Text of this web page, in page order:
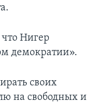
Нигер
демократии».
своих
на свободных и